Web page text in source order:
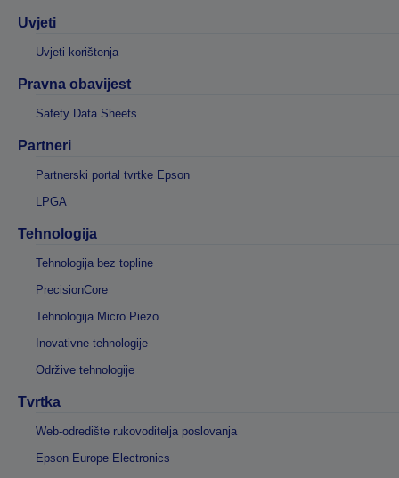
Uvjeti
Uvjeti korištenja
Pravna obavijest
Safety Data Sheets
Partneri
Partnerski portal tvrtke Epson
LPGA
Tehnologija
Tehnologija bez topline
PrecisionCore
Tehnologija Micro Piezo
Inovativne tehnologije
Održive tehnologije
Tvrtka
Web-odredište rukovoditelja poslovanja
Epson Europe Electronics